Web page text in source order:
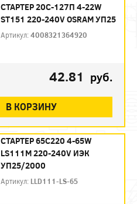
СТАРТЕР 20С-127П 4-22W
ST151 220-240V OSRAM УП25
Артикул:4008321364920
42.81 руб.
В КОРЗИНУ
СТАРТЕР 65С220 4-65W
LS111М 220-240V ИЭК
УП25/2000
Артикул: LLD111-LS-65